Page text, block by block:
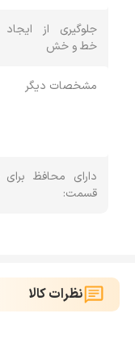
جلوگیری از ایجاد
خط و خش
مشخصات دیگر
دارای محافظ برای
قسمت:
نظرات کالا